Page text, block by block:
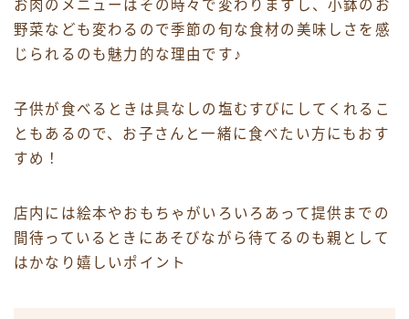
お肉のメニューはその時々で変わりますし、小鉢のお
野菜なども変わるので季節の旬な食材の美味しさを感
じられるのも魅力的な理由です♪
子供が食べるときは具なしの塩むすびにしてくれるこ
ともあるので、お子さんと一緒に食べたい方にもおす
すめ！
店内には絵本やおもちゃがいろいろあって提供までの
間待っているときにあそびながら待てるのも親として
はかなり嬉しいポイント